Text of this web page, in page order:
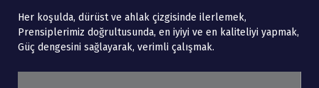
Her koşulda, dürüst ve ahlak çizgisinde ilerlemek,
Prensiplerimiz doğrultusunda, en iyiyi ve en kaliteliyi yapmak,
Güç dengesini sağlayarak, verimli çalışmak.